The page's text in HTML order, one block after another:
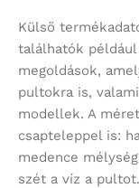
Külső
találhatók
megoldások,
pultokra is,
modellek. A
csapteleppel is:
medence
szét a víz a pultot.